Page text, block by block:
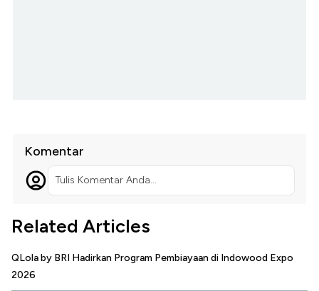
Komentar
Tulis Komentar Anda...
Related Articles
QLola by BRI Hadirkan Program Pembiayaan di Indowood Expo
2026